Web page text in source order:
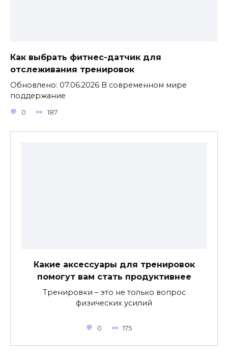
Как выбрать фитнес-датчик для
отслеживания тренировок
Обновлено: 07.06.2026 В современном мире
поддержание
0 187
Какие аксессуары для тренировок
помогут вам стать продуктивнее
Тренировки – это не только вопрос
физических усилий
0 175